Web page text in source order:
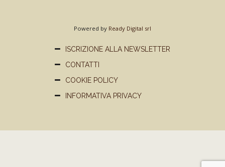
Powered by Ready Digital srl
ISCRIZIONE ALLA NEWSLETTER
CONTATTI
COOKIE POLICY
INFORMATIVA PRIVACY